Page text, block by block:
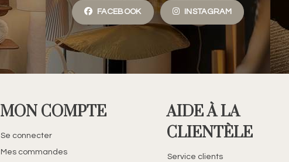
FACEBOOK INSTAGRAM
MON COMPTE
Se connecter
Mes commandes
AIDE À LA
CLIENTÈLE
Service clients